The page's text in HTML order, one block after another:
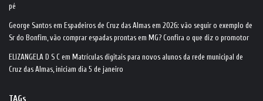
pé
George Santos em Espadeiros de Cruz das Almas em 2026: vão seguir o exemplo de
Sr do Bonfim, vão comprar espadas prontas em MG? Confira o que diz o promotor
ELIZANGELA D S C em Matrículas digitais para novos alunos da rede municipal de
Cruz das Almas, iniciam dia 5 de janeiro